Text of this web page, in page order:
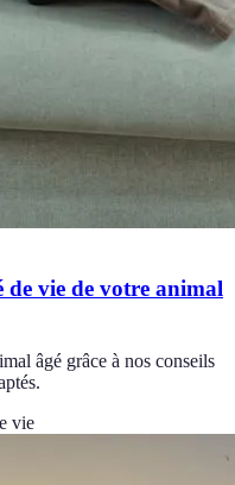
vie de votre animal
âgé grâce à nos conseils
vie